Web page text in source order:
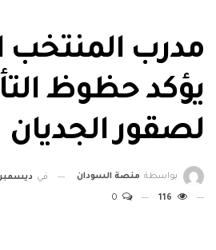
مدرب المنتخب
يؤكد حظوظ
لصقور الجديان
بواسطة منصة السودان في ديسمبر 27,
116